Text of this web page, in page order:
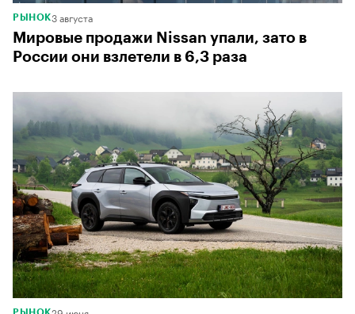
РЫНОК3 августа
Мировые продажи Nissan упали, зато в
России они взлетели в 6,3 раза